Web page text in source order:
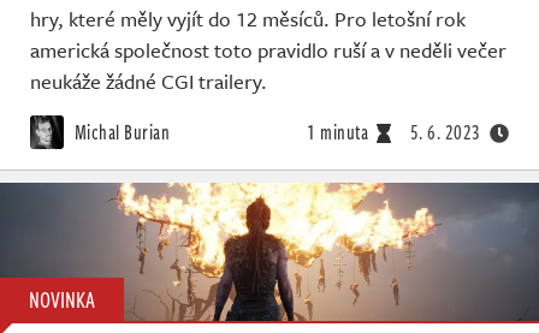
hry, které měly vyjít do 12 měsíců. Pro letošní rok
americká společnost toto pravidlo ruší a v neděli večer
neukáže žádné CGI trailery.
Michal Burian 1 minuta 5. 6. 2023
NOVINKA